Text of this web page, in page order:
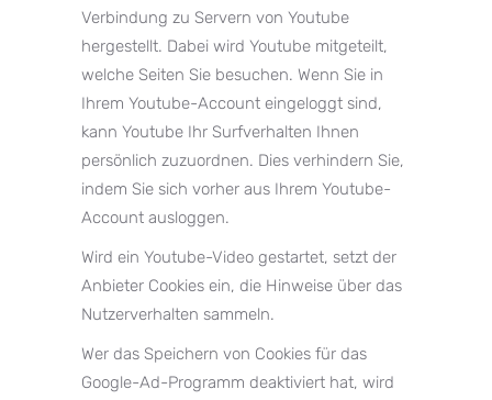
Verbindung zu Servern von Youtube
hergestellt. Dabei wird Youtube mitgeteilt,
welche Seiten Sie besuchen. Wenn Sie in
Ihrem Youtube-Account eingeloggt sind,
kann Youtube Ihr Surfverhalten Ihnen
persönlich zuzuordnen. Dies verhindern Sie,
indem Sie sich vorher aus Ihrem Youtube-
Account ausloggen.
Wird ein Youtube-Video gestartet, setzt der
Anbieter Cookies ein, die Hinweise über das
Nutzerverhalten sammeln.
Wer das Speichern von Cookies für das
Google-Ad-Programm deaktiviert hat, wird